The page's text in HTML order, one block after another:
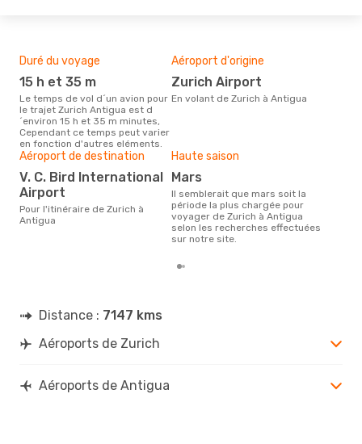
Duré du voyage
15 h et 35 m
Le temps de vol d´un avion pour
le trajet Zurich Antigua est d
´environ 15 h et 35 m minutes,
Cependant ce temps peut varier
en fonction d'autres eléments.
Aéroport d'origine
Zurich Airport
En volant de Zurich à Antigua
Aéroport de destination
V. C. Bird International
Airport
Pour l'itinéraire de Zurich à
Antigua
Haute saison
mars
Il semblerait que mars soit la
période la plus chargée pour
voyager de Zurich à Antigua
selon les recherches effectuées
sur notre site.
Distance : 7147 kms
Aéroports de Zurich
Aéroports de Antigua